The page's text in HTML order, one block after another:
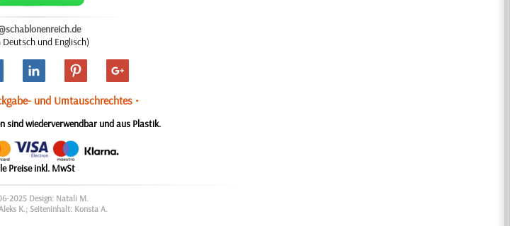
Deutsch und Englisch)
und Umtauschrechtes •
sind wiederverwendbar und aus Plastik.
Preise inkl. MwSt
2025 Design: Natali M.
K.; Seiteninhalt: Konsta A.